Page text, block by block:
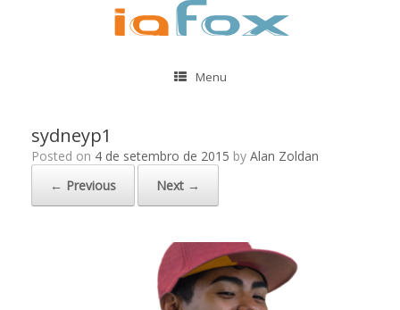
Menu
sydneyp1
Posted on 4 de setembro de 2015 by Alan Zoldan
← Previous
Next →